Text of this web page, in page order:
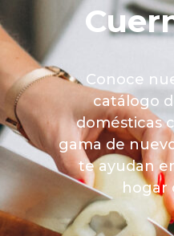
Conoce
catálogo
domésticas
gama de
te ayudan
hogar